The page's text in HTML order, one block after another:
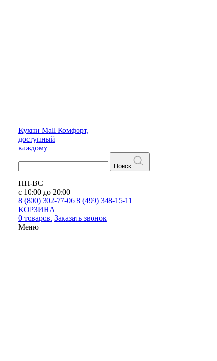
Кухни Mall Комфорт,
доступный
каждому
Поиск
ПН-ВС
с 10:00 до 20:00
8 (800) 302-77-06 8 (499) 348-15-11
КОРЗИНА
0 товаров. Заказать звонок
Меню